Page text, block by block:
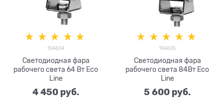
104604
Светодиодная фара
рабочего света 64 Вт Eco
Line
4 450 руб.
104605
Светодиодная фара
рабочего света 84Вт Eco
Line
5 600 руб.